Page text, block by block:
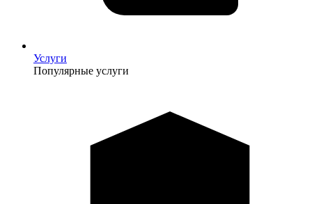
Услуги
Популярные услуги